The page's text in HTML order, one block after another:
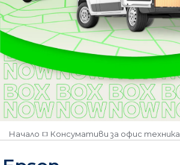
Начало Консумативи за офис техника